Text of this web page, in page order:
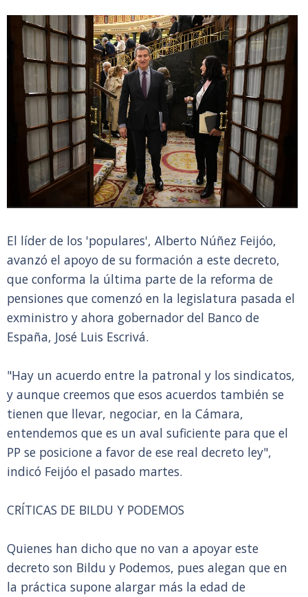
El líder de los 'populares', Alberto Núñez Feijóo,
avanzó el apoyo de su formación a este decreto,
que conforma la última parte de la reforma de
pensiones que comenzó en la legislatura pasada el
exministro y ahora gobernador del Banco de
España, José Luis Escrivá.
"Hay un acuerdo entre la patronal y los sindicatos,
y aunque creemos que esos acuerdos también se
tienen que llevar, negociar, en la Cámara,
entendemos que es un aval suficiente para que el
PP se posicione a favor de ese real decreto ley",
indicó Feijóo el pasado martes.
CRÍTICAS DE BILDU Y PODEMOS
Quienes han dicho que no van a apoyar este
decreto son Bildu y Podemos, pues alegan que en
la práctica supone alargar más la edad de